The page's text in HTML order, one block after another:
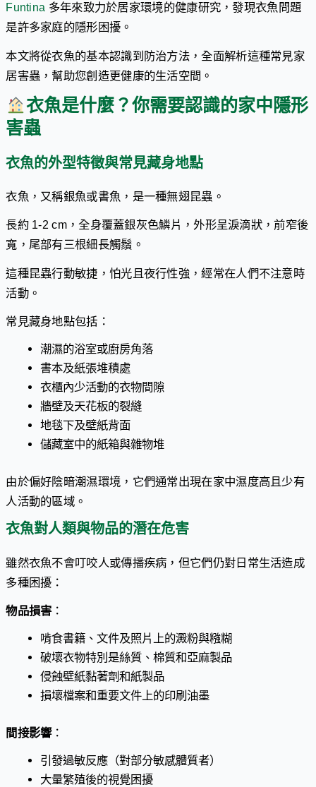
Funtina 多年來致力於居家環境的健康研究，發現衣魚問題
是許多家庭的隱形困擾。
本文將從衣魚的基本認識到防治方法，全面解析這種常見家
居害蟲，幫助您創造更健康的生活空間。
衣魚是什麼？你需要認識的家中隱形
害蟲
衣魚的外型特徵與常見藏身地點
衣魚，又稱銀魚或書魚，是一種無翅昆蟲。
長約 1-2 cm，全身覆蓋銀灰色鱗片，外形呈淚滴狀，前窄後
寬，尾部有三根細長觸鬚。
這種昆蟲行動敏捷，怕光且夜行性強，經常在人們不注意時
活動。
常見藏身地點包括：
潮濕的浴室或廚房角落
書本及紙張堆積處
衣櫃內少活動的衣物間隙
牆壁及天花板的裂縫
地毯下及壁紙背面
儲藏室中的紙箱與雜物堆
由於偏好陰暗潮濕環境，它們通常出現在家中濕度高且少有
人活動的區域。
衣魚對人類與物品的潛在危害
雖然衣魚不會叮咬人或傳播疾病，但它們仍對日常生活造成
多種困擾：
物品損害：
啃食書籍、文件及照片上的澱粉與糨糊
破壞衣物特別是絲質、棉質和亞麻製品
侵蝕壁紙黏著劑和紙製品
損壞檔案和重要文件上的印刷油墨
間接影響：
引發過敏反應（對部分敏感體質者）
大量繁殖後的視覺困擾